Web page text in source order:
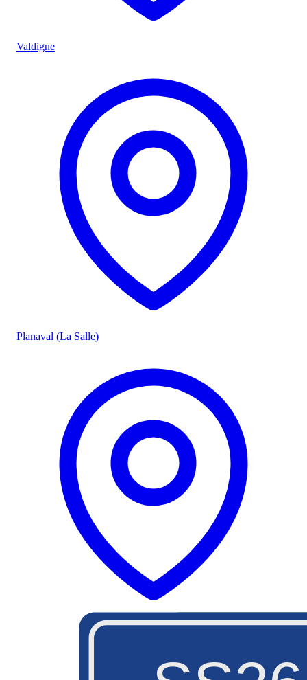
Valdigne
Planaval (La Salle)